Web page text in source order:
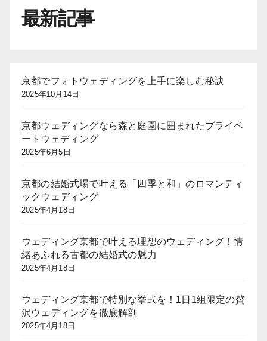
最新記事
京都でフォトウェディングを上手に楽しむ秘訣
2025年10月14日
京都ウェディングなら森と庭園に囲まれたプライベ
ートウェディング
2025年6月5日
京都の結婚式場で叶える「四季と和」のロマンティ
ックウェディング
2025年4月18日
ウェディング京都で叶える理想のウェディング！情
緒あふれる古都の結婚式の魅力
2025年4月18日
ウェディング京都で特別な挙式を！1日1組限定の贅
沢ウェディングを徹底解剖
2025年4月18日